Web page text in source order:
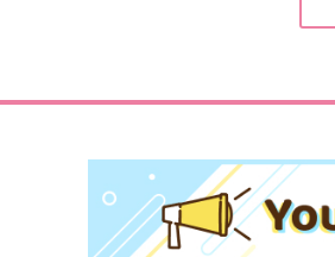
これを「恋」と仮定して
おちゃのこさいさい倶楽部